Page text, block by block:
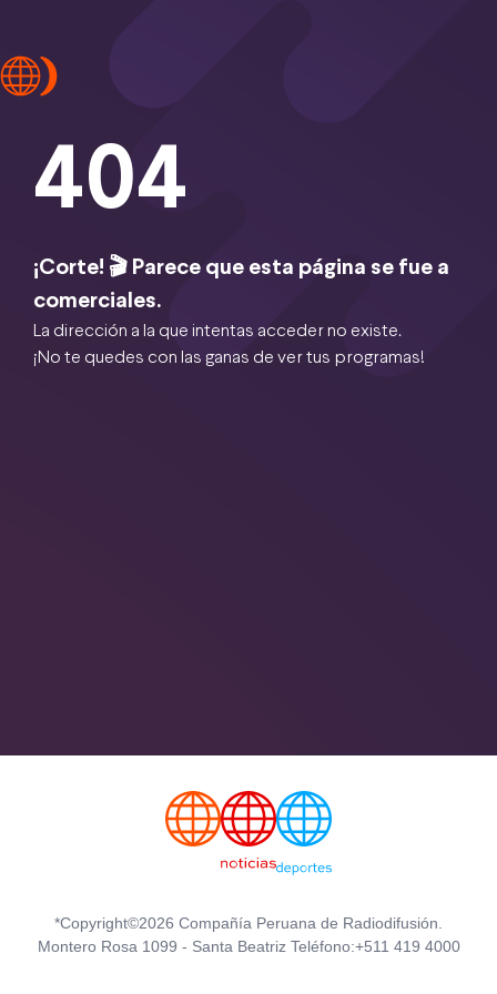
404
¡Corte! 🎬 Parece que esta página se fue a
comerciales.
La dirección a la que intentas acceder no existe.
¡No te quedes con las ganas de ver tus programas!
*Copyright©2026 Compañía Peruana de Radiodifusión.
Montero Rosa 1099 - Santa Beatriz Teléfono:+511 419 4000